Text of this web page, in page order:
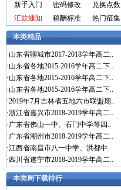
新手入门
密码修改
兑换点数
汇款通知
稿酬标准 热门征集
本类精品
·山东省聊城市2017-2018学年高二..
·山东省各地2015-2016学年高二下..
·山东省各地2015-2016学年高二下..
·山东省各地2015-2016学年高二下..
·2019年7月吉林省五地六市联盟期..
·浙江省嘉兴市2018-2019学年高二..
·广东省佛山一中、石门中学等四..
·广东省潮州市2018-2019学年高二..
·江西省南昌市八一中学、洪都中..
· 四川省遂宁市2018-2019学年高二..
本类周下载排行